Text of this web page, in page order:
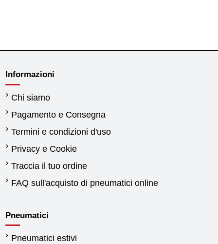
Informazioni
Chi siamo
Pagamento e Consegna
Termini e condizioni d'uso
Privacy e Cookie
Traccia il tuo ordine
FAQ sull'acquisto di pneumatici online
Pneumatici
Pneumatici estivi